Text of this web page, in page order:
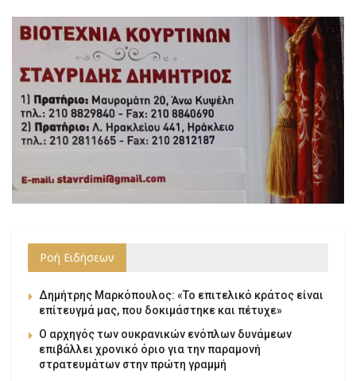
Ροή Ειδήσεων
Δημήτρης Μαρκόπουλος: «Το επιτελικό κράτος είναι
επίτευγμά μας, που δοκιμάστηκε και πέτυχε»
Ο αρχηγός των ουκρανικών ενόπλων δυνάμεων
επιβάλλει χρονικό όριο για την παραμονή
στρατευμάτων στην πρώτη γραμμή